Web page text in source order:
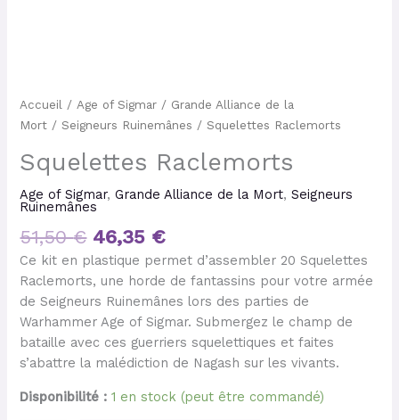
Accueil /Age of Sigmar / Grande Alliance de la
Mort /Seigneurs Ruinemânes / Squelettes Raclemorts
Squelettes Raclemorts
Age of Sigmar,Grande Alliance de la Mort,Seigneurs
Ruinemânes
51,50€ 46,35 €
Ce kit en plastique permet d’assembler 20 Squelettes
Raclemorts, une horde de fantassins pour votre armée
de Seigneurs Ruinemânes lors des parties de
Warhammer Age of Sigmar. Submergez le champ de
bataille avec ces guerriers squelettiques et faites
s’abattre la malédiction de Nagash sur les vivants.
Disponibilité : 1 en stock (peut être commandé)